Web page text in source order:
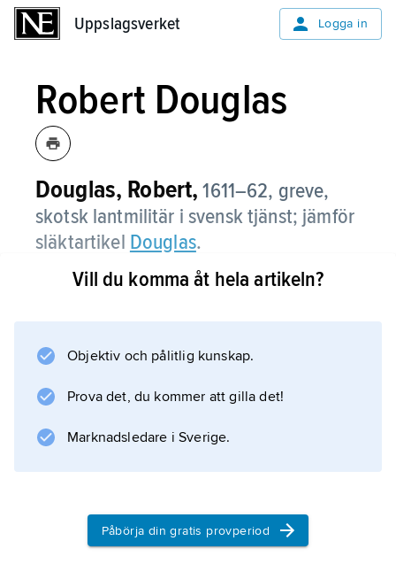
Uppslagsverket Logga in
Robert Douglas
Douglas, Robert, 1611–62, greve,
skotsk lantmilitär i svensk tjänst; jämför
släktartikel Douglas.
Robert Douglas gick i svensk tjänst 1627. Han
general 1651 och fältmarskalk 1657.
Information om artikeln
Vill du komma åt hela artikeln?
Objektiv och pålitlig kunskap.
Prova det, du kommer att gilla det!
Marknadsledare i Sverige.
Påbörja din gratis provperiod